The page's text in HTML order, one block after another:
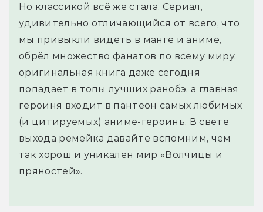
Но классикой всё же стала. Сериал,
удивительно отличающийся от всего, что
мы привыкли видеть в манге и аниме,
обрёл множество фанатов по всему миру,
оригинальная книга даже сегодня
попадает в топы лучших ранобэ, а главная
героиня входит в пантеон самых любимых
(и цитируемых) аниме-героинь. В свете
выхода ремейка давайте вспомним, чем
так хорош и уникален мир «Волчицы и
пряностей».